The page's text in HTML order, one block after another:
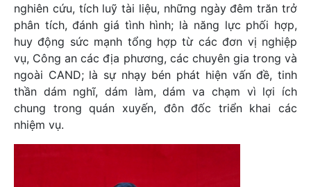
nghiên cứu, tích luỹ tài liệu, những ngày đêm trăn trở
phân tích, đánh giá tình hình; là năng lực phối hợp,
huy động sức mạnh tổng hợp từ các đơn vị nghiệp
vụ, Công an các địa phương, các chuyên gia trong và
ngoài CAND; là sự nhạy bén phát hiện vấn đề, tinh
thần dám nghĩ, dám làm, dám va chạm vì lợi ích
chung trong quán xuyến, đôn đốc triển khai các
nhiệm vụ.